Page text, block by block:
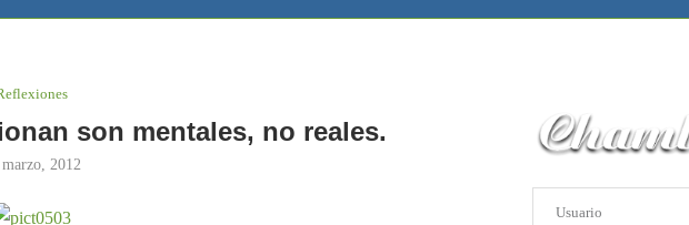
son mentales, no reales.
marzo, 2012